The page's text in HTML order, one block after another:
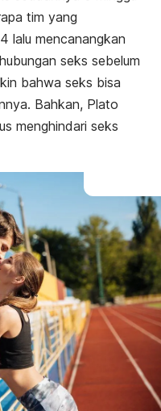
tim yang
lalu mencanangkan
seks sebelum
bahwa seks bisa
Bahkan, Plato
menghindari seks